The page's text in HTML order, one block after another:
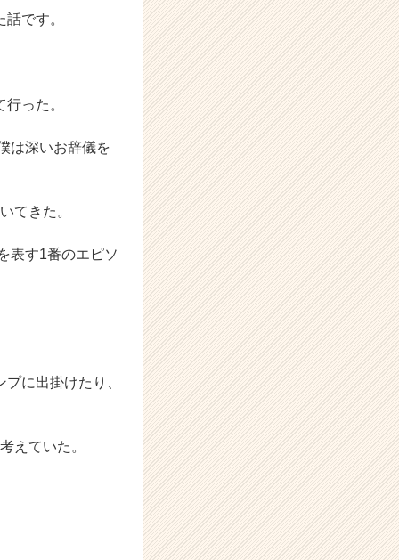
です。
った。
は深いお辞儀を
てきた。
表す1番のエピソ
に出掛けたり、
えていた。